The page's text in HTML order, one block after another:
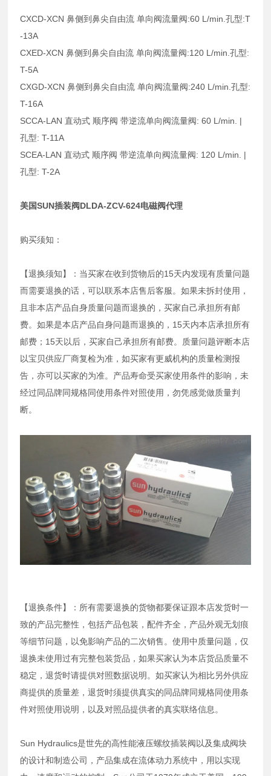
CXCD-XCN 鼻侧到鼻尖自由流 单向阀流量阀:60 L/min.孔型:T
-13A
CXED-XCN 鼻侧到鼻尖自由流 单向阀流量阀:120 L/min.孔型:
T-5A
CXGD-XCN 鼻侧到鼻尖自由流 单向阀流量阀:240 L/min.孔型:
T-16A
SCCA-LAN 直动式 顺序阀 带逆流单向阀流量阀: 60 L/min. |
孔型: T-11A
SCEA-LAN 直动式 顺序阀 带逆流单向阀流量阀: 120 L/min. |
孔型: T-2A
美国SUN插装阀DLDA-ZCV-624电磁阀代理
购买须知：
【退换须知】：当买家在收到货物后的15天内发现有质量问题
而需要退换的话，可以联系本店售后客服。如果未拆封使用，
且非本店产品自身质量问题而退换的，买家自己承担所有邮
费。如果是本店产品自身问题而退换的，15天内本店承担所有
邮费；15天以后，买家自己承担所有邮费。质量问题评断本店
以宝贝供应厂商复检为准，如买家有更威机构的质量检测报
告，亦可以买家的为准。产品寿命受买家使用条件的影响，未
经过同品牌同规格同使用条件对照使用，勿凭感觉做质量判
断。
【退换条件】：所有需要退换的货物都要保证跟本店发货时一
致的产品完整性，包括产品包装，配件齐全，产品外观无划痕
等细节问题，以免影响产品的二次销售。使用中质量问题，仅
退换未使用过有完整包装货品，如果买家认为本店货品质量不
稳定，退货时请提供对照数据说明。如买家认为相比另外供应
商提供的质量差，退货时须提供真实的同品牌同规格同使用条
件对照使用说明，以及对照品提供者的真实联络信息。
Sun Hydraulics是世先的高性能液压螺纹插装阀以及集成阀块
的设计和制造公司，产品集成在流体动力系统中，用以实现